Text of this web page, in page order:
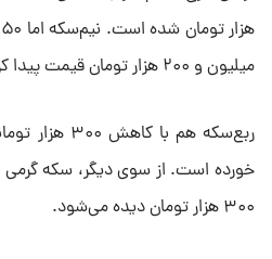
میلیون و ۲۰۰ هزار تومان قیمت پیدا کرده است.
۳۰۰ هزار تومان دیده می‌شود.